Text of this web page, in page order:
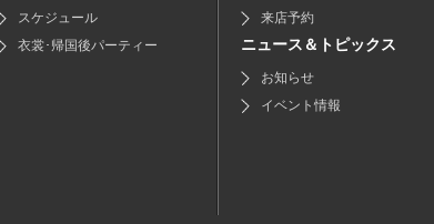
スケジュール
衣裳･帰国後パーティー
来店予約
ニュース＆トピックス
お知らせ
イベント情報